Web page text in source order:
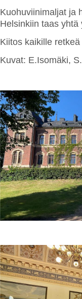
Kuohuviinimaljat ja
Helsinkiin taas
Kiitos kaikille
Kuvat: E.Isomäki,